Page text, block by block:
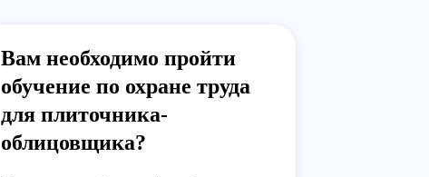
Вам необходимо пройти
обучение по охране труда
для плиточника-
облицовщика?